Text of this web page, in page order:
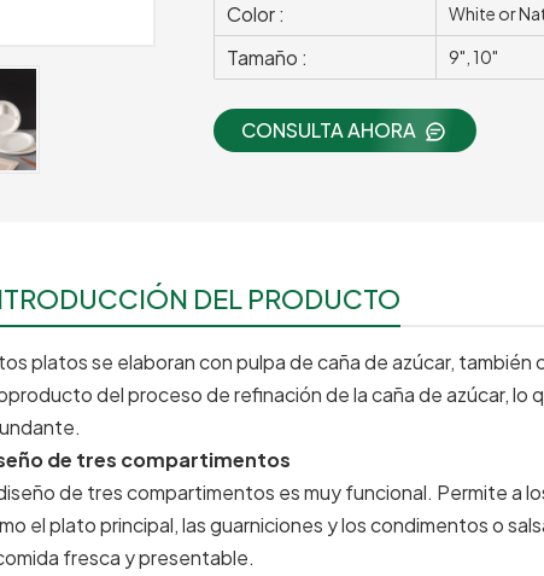
Color : White or
Tamaño : 9", 10"
CONSULTA AHORA
DEL PRODUCTO
platos se elaboran con pulpa de caña de azúcar, también
del proceso de refinación de la caña de azúcar, lo
de tres compartimentos
de tres compartimentos es muy funcional. Permite a
el plato principal, las guarniciones y los condimentos o
fresca y presentable.